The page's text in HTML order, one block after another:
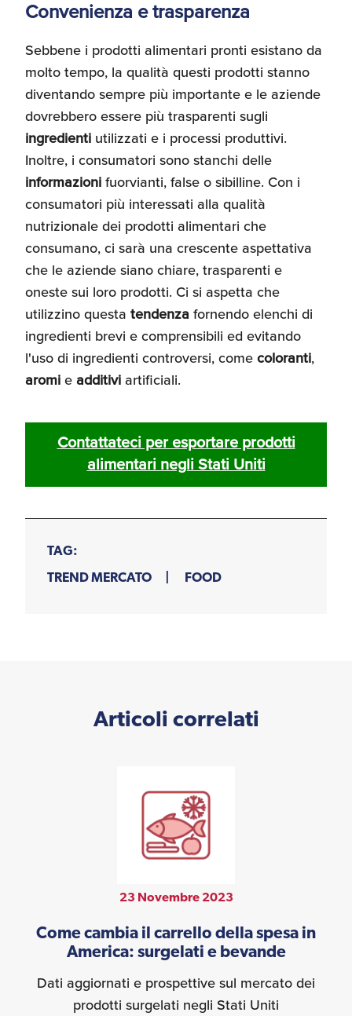
Convenienza e trasparenza
Sebbene i prodotti alimentari pronti esistano da
molto tempo, la qualità questi prodotti stanno
diventando sempre più importante e le aziende
dovrebbero essere più trasparenti sugli
ingredienti utilizzati e i processi produttivi.
Inoltre, i consumatori sono stanchi delle
informazionifuorvianti, false o sibilline. Con i
consumatori più interessati alla qualità
nutrizionale dei prodotti alimentari che
consumano, ci sarà una crescente aspettativa
che le aziende siano chiare, trasparenti e
oneste sui loro prodotti. Ci si aspetta che
utilizzino questa tendenza fornendo elenchi di
ingredienti brevi e comprensibili ed evitando
l'uso di ingredienti controversi, comecoloranti,
aromieadditiviartificiali.
Contattateci per esportare prodotti
alimentari negli Stati Uniti
TAG:
TREND MERCATO
FOOD
Articoli correlati
23 Novembre 2023
Come cambia il carrello della spesa in
America: surgelati e bevande
Dati aggiornati e prospettive sul mercato dei
prodotti surgelati negli Stati Uniti